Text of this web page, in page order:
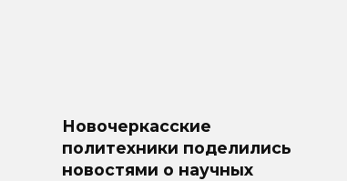
Новочеркасские
политехники поделились
новостями о научных